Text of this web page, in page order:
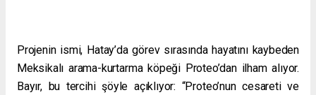
Projenin ismi, Hatay’da görev sırasında hayatını kaybeden
Meksikalı arama-kurtarma köpeği Proteo’dan ilham alıyor.
Bayır, bu tercihi şöyle açıklıyor: “Proteo’nun cesareti ve